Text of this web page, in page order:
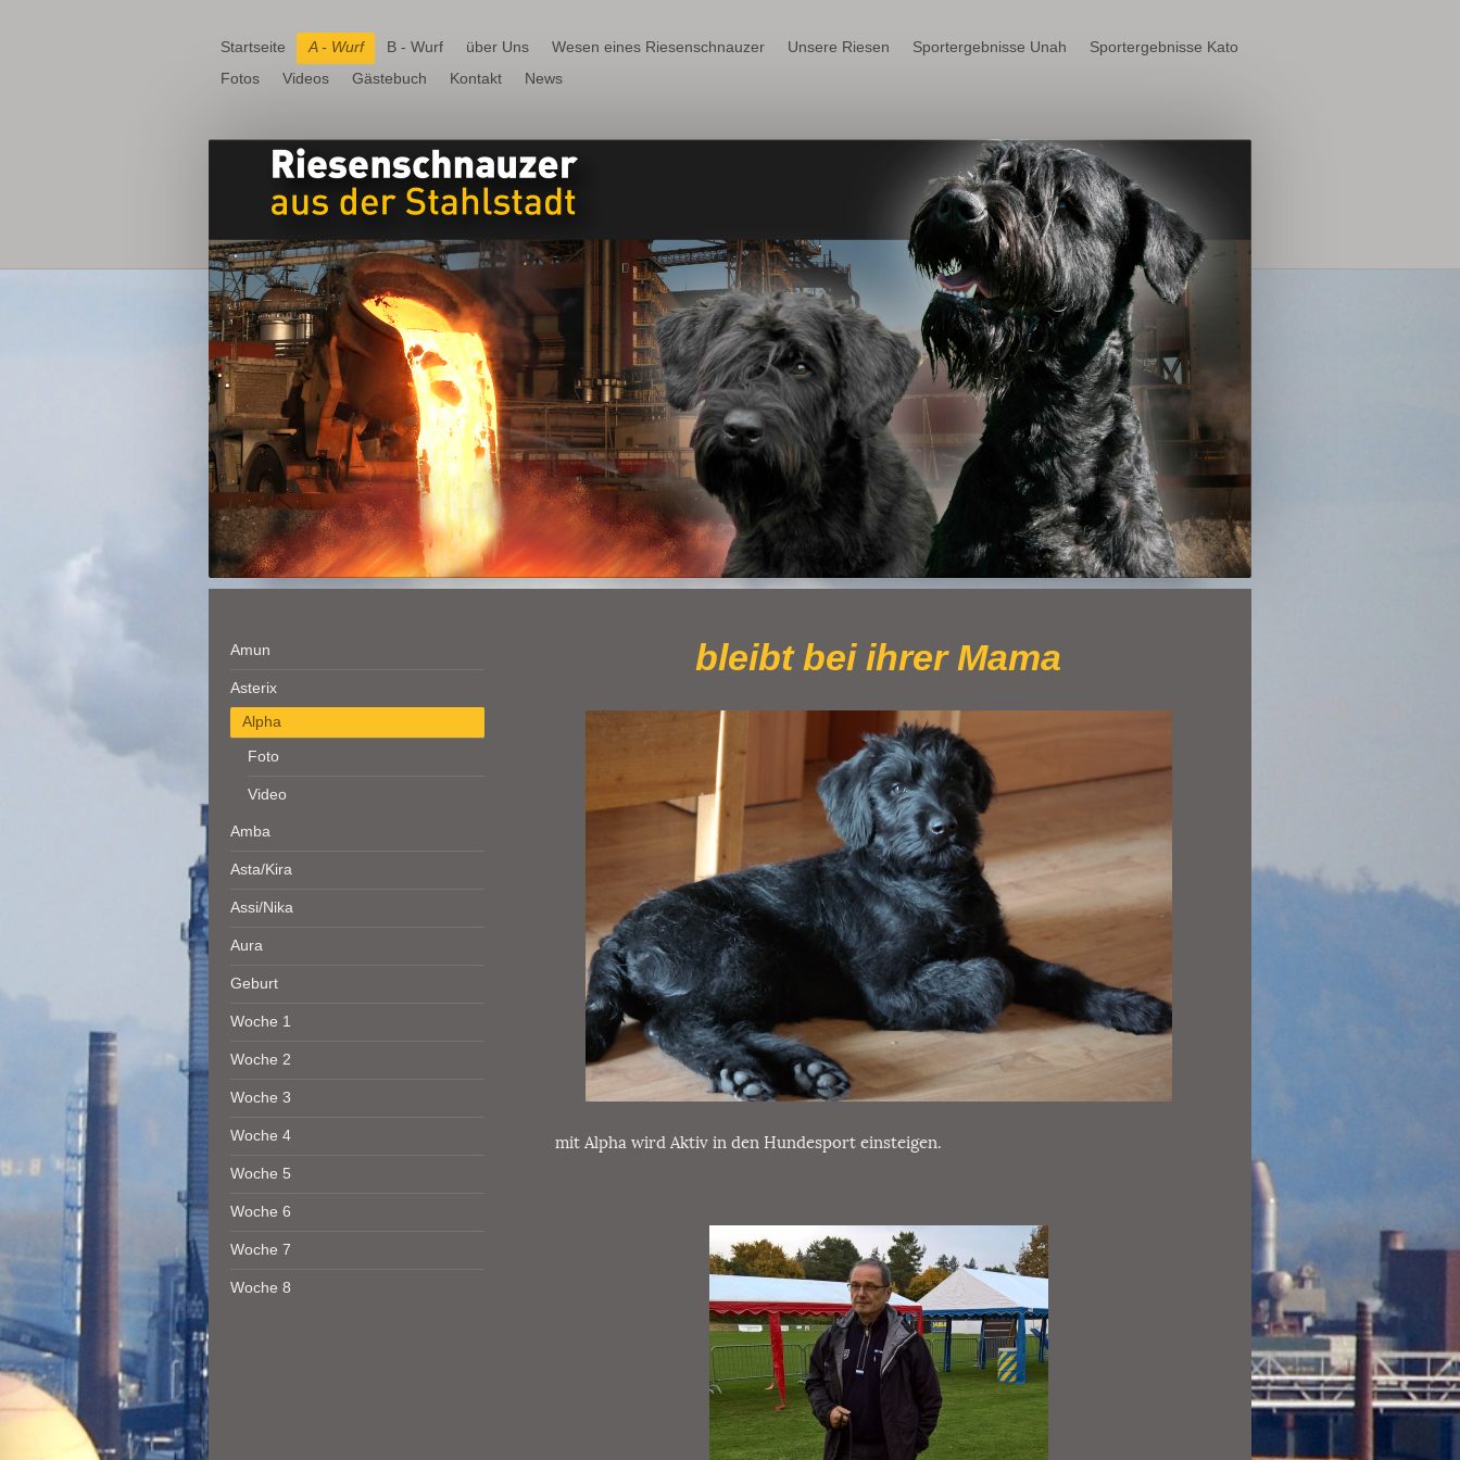
Startseite A - Wurf B - Wurf über Uns Wesen eines Riesenschnauzer Unsere Riesen Sportergebnisse Unah
Sportergebnisse Kato
Fotos
Videos Gästebuch Kontakt News
bleibt bei ihrer Mama
mit Alpha wird Aktiv in den Hundesport einsteigen.
Amun
Asterix
Alpha
Foto
Video
Amba
Asta/Kira
Assi/Nika
Aura
Geburt
Woche 1
Woche 2
Woche 3
Woche 4
Woche 5
Woche 6
Woche 7
Woche 8